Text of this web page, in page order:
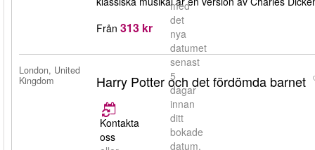
med
det
nya
datumet
senast
5
dagar
innan
ditt
bokade
datum.
Från 313 kr
London, United
Kingdom
Harry Potter och det fördömda barnet
Kontakta
oss